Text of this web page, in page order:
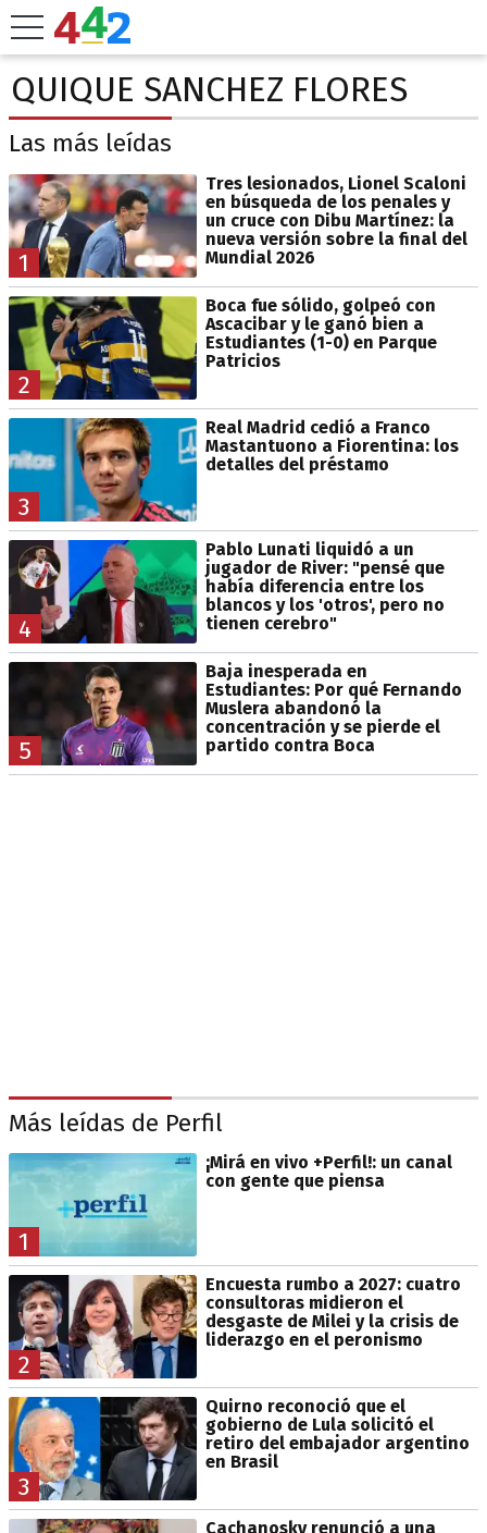
QUIQUE SANCHEZ FLORES
Las más leídas
1
Tres lesionados, Lionel Scaloni
en búsqueda de los penales y
un cruce con Dibu Martínez: la
nueva versión sobre la final del
Mundial 2026
2
Boca fue sólido, golpeó con
Ascacibar y le ganó bien a
Estudiantes (1-0) en Parque
Patricios
3
Real Madrid cedió a Franco
Mastantuono a Fiorentina: los
detalles del préstamo
4
Pablo Lunati liquidó a un
jugador de River: "pensé que
había diferencia entre los
blancos y los 'otros', pero no
tienen cerebro"
5
Baja inesperada en
Estudiantes: Por qué Fernando
Muslera abandonó la
concentración y se pierde el
partido contra Boca
Más leídas de Perfil
1
¡Mirá en vivo +Perfil!: un canal
con gente que piensa
2
Encuesta rumbo a 2027: cuatro
consultoras midieron el
desgaste de Milei y la crisis de
liderazgo en el peronismo
3
Quirno reconoció que el
gobierno de Lula solicitó el
retiro del embajador argentino
en Brasil
Cachanosky renunció a una